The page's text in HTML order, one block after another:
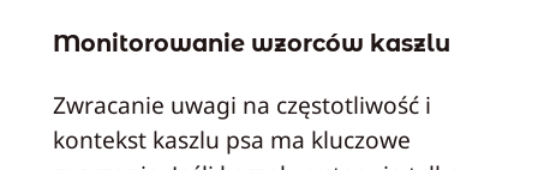
Monitorowanie wzorców kaszlu
Zwracanie uwagi na częstotliwość i
kontekst kaszlu psa ma kluczowe